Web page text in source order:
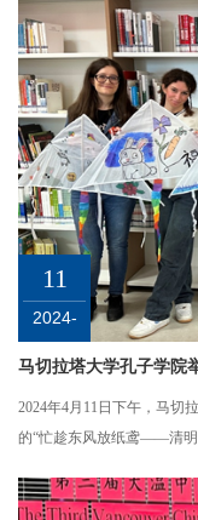
11
2024-
马切拉塔大学孔子学院
2024年4月11日下午，马切
的“忙趁东风放纸鸢——清明